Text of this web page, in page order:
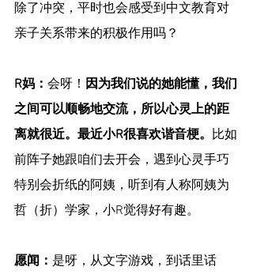
除了冲突，平时也会感受到中文教育对
亲子关系带来的积极作用吗？
R妈： 会呀！ 因为我们说的她能懂，我们
之间可以顺畅地交流，所以心灵上的距
离就很近。最近小R很喜欢谐音梗。 比如
前阵子她跟咱们去开会，遇到心灵手巧
特别会折纸的阿姨，听到有人称阿姨为
哲（折）学家，小R觉得好有趣。
愿闻： 是呀，从文字游戏，到话里话